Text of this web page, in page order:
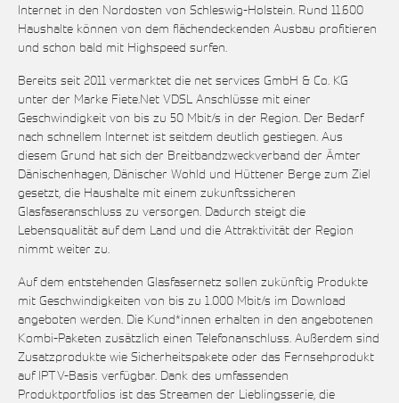
Internet in den Nordosten von Schleswig-Holstein. Rund 11.600
Haushalte können von dem flächendeckenden Ausbau profitieren
und schon bald mit Highspeed surfen.
Bereits seit 2011 vermarktet die net services GmbH & Co. KG
unter der Marke Fiete.Net VDSL Anschlüsse mit einer
Geschwindigkeit von bis zu 50 Mbit/s in der Region. Der Bedarf
nach schnellem Internet ist seitdem deutlich gestiegen. Aus
diesem Grund hat sich der Breitbandzweckverband der Ämter
Dänischenhagen, Dänischer Wohld und Hüttener Berge zum Ziel
gesetzt, die Haushalte mit einem zukunftssicheren
Glasfaseranschluss zu versorgen. Dadurch steigt die
Lebensqualität auf dem Land und die Attraktivität der Region
nimmt weiter zu.
Auf dem entstehenden Glasfasernetz sollen zukünftig Produkte
mit Geschwindigkeiten von bis zu 1.000 Mbit/s im Download
angeboten werden. Die Kund*innen erhalten in den angebotenen
Kombi-Paketen zusätzlich einen Telefonanschluss. Außerdem sind
Zusatzprodukte wie Sicherheitspakete oder das Fernsehprodukt
auf IPTV-Basis verfügbar. Dank des umfassenden
Produktportfolios ist das Streamen der Lieblingsserie, die